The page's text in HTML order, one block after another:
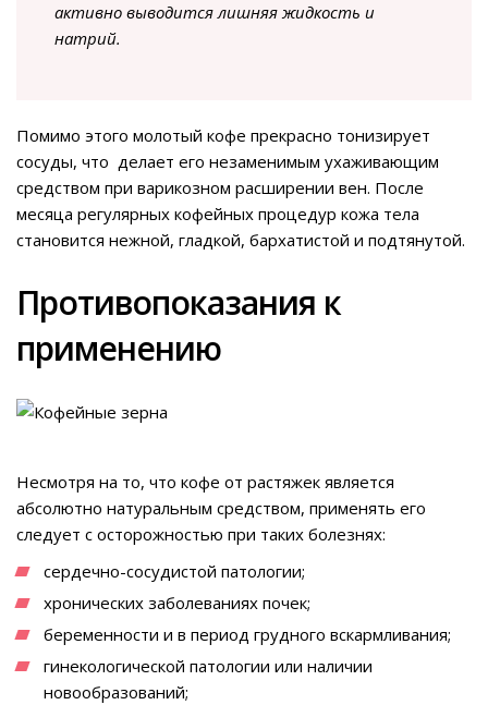
активно выводится лишняя жидкость и
натрий.
Помимо этого молотый кофе прекрасно тонизирует
сосуды, что делает его незаменимым ухаживающим
средством при варикозном расширении вен. После
месяца регулярных кофейных процедур кожа тела
становится нежной, гладкой, бархатистой и подтянутой.
Противопоказания к
применению
Несмотря на то, что кофе от растяжек является
абсолютно натуральным средством, применять его
следует с осторожностью при таких болезнях:
сердечно-сосудистой патологии;
хронических заболеваниях почек;
беременности и в период грудного вскармливания;
гинекологической патологии или наличии
новообразований;